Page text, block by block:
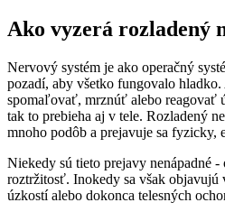
Ako vyzerá rozladený
Nervový systém je ako operačný
pozadí, aby všetko fungovalo
spomaľovať, mrznúť alebo reagovať
tak to prebieha aj v tele. Rozladený
mnoho podôb a prejavuje sa fyzicky,
Niekedy sú tieto prejavy nenápadné -
roztržitosť. Inokedy sa však objavujú
úzkostí alebo dokonca telesných